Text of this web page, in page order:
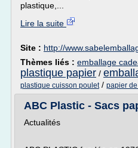
plastique,...
Lire la suite
Site : http://
Thèmes liés : emballage
plastique papier /
plastique cuisson poulet/ papier
ABC Plastic - Sacs
Actualités